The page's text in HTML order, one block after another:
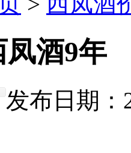
酒9年
发布日期：